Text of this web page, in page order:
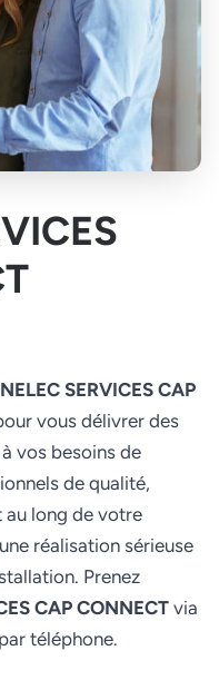
SERVICES CAP
vous délivrer des
vos besoins de
de qualité,
au long de votre
réalisation sérieuse
Prenez
CAP CONNECT via
téléphone.